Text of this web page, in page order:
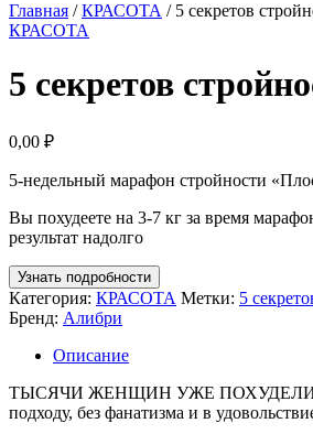
Главная /КРАСОТА / 5 секретов
КРАСОТА
5 секретов
0,00 ₽
5-недельный марафон стройности
Вы похудеете на 3-7 кг за время
результат надолго
Узнать подробности
Категория: КРАСОТА Метки: 5
Бренд: Алибри
Описание
ТЫСЯЧИ ЖЕНЩИН УЖЕ ПОХУДЕЛИ
подходу, без фанатизма и в